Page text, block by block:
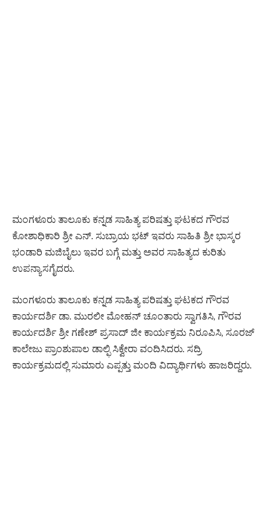
ಮಂಗಳೂರು ತಾಲೂಕು ಕನ್ನಡ ಸಾಹಿತ್ಯ ಪರಿಷತ್ತು ಘಟಕದ ಗೌರವ
ಕೋಶಾಧಿಕಾರಿ ಶ್ರೀ ಎನ್. ಸುಬ್ರಾಯ ಭಟ್ ಇವರು ಸಾಹಿತಿ ಶ್ರೀ ಭಾಸ್ಕರ
ಭಂಡಾರಿ ಮಜಿಬೈಲು ಇವರ ಬಗ್ಗೆ ಮತ್ತು ಅವರ ಸಾಹಿತ್ಯದ ಕುರಿತು
ಉಪನ್ಯಾಸಗೈದರು.
ಮಂಗಳೂರು ತಾಲೂಕು ಕನ್ನಡ ಸಾಹಿತ್ಯ ಪರಿಷತ್ತು ಘಟಕದ ಗೌರವ
ಕಾರ್ಯದರ್ಶಿ ಡಾ. ಮುರಲೀ ಮೋಹನ್ ಚೂಂತಾರು ಸ್ವಾಗತಿಸಿ, ಗೌರವ
ಕಾರ್ಯದರ್ಶಿ ಶ್ರೀ ಗಣೇಶ್ ಪ್ರಸಾದ್ ಜೀ ಕಾರ್ಯಕ್ರಮ ನಿರೂಪಿಸಿ, ಸೂರಜ್
ಕಾಲೇಜು ಪ್ರಾಂಶುಪಾಲ ಡಾಲ್ಫಿ ಸಿಕ್ವೇರಾ ವಂದಿಸಿದರು. ಸದ್ರಿ
ಕಾರ್ಯಕ್ರಮದಲ್ಲಿ ಸುಮಾರು ಎಪ್ಪತ್ತು ಮಂದಿ ವಿದ್ಯಾರ್ಥಿಗಳು ಹಾಜರಿದ್ದರು.